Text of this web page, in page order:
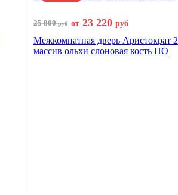
25 800руб от 23 220 руб
Межкомнатная дверь Аристократ 2
массив ольхи слоновая кость ПО